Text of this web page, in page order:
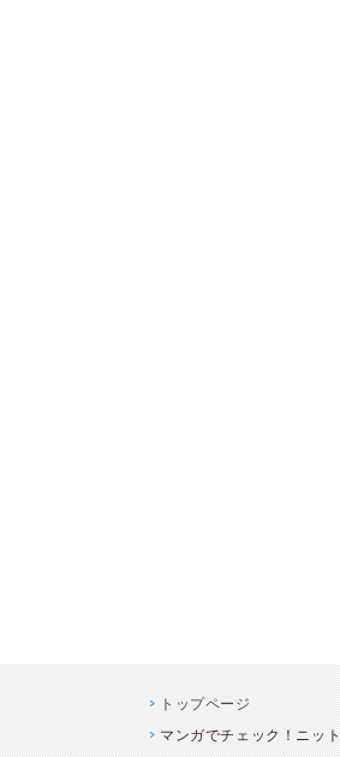
トップページ
マンガでチェック！ニッ